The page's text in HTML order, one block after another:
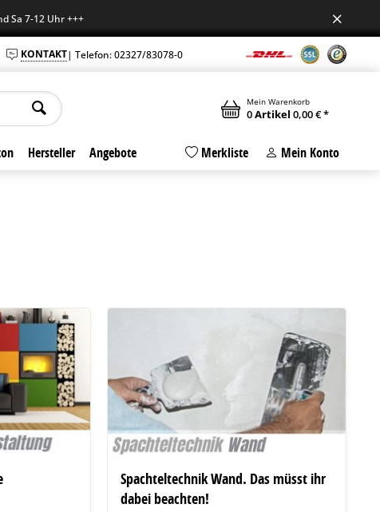
+++
KONTAKT| Telefon: 02327/83078-0
Mein Warenkorb
0Artikel 0,00 € *
Hersteller Angebote Merkliste Mein Konto
Spachteltechnik Wand. Das müsst ihr
dabei beachten!